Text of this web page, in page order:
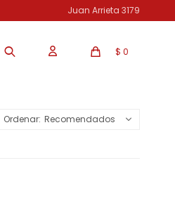
$ 0
Juan Arrieta 3179
Recomendados